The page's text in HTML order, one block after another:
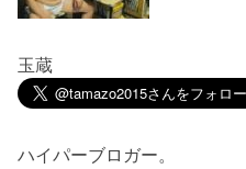
玉蔵
ハイパーブロガー。